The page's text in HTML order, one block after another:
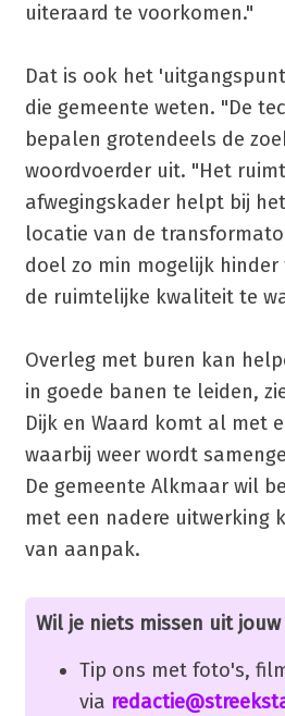
uiteraard te voorkomen."
Dat is ook het
die gemeente weten. "De
bepalen grotendeels de
woordvoerder uit. "Het
afwegingskader helpt bij
locatie van de
doel zo min mogelijk hinder
de ruimtelijke kwaliteit te
Overleg met buren kan
in goede banen te leiden,
Dijk en Waard komt al met
waarbij weer wordt
De gemeente Alkmaar wil
met een nadere uitwerking
van aanpak.
Wil je niets missen uit
Tip ons met foto's,
via